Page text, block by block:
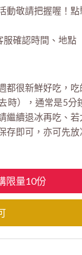
動敬請把握喔！
確認時間、地點
都很新鮮好吃，
時），通常是5分
續退冰再吃、若
存即可，亦可先
限量10份